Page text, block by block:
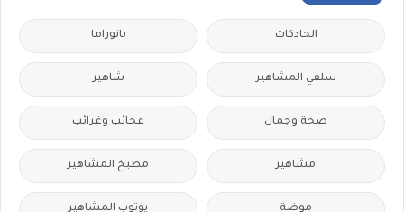
الحادكات بانوراما
سلفي المشاهير شاهير
صحة وجمال عجائب وغرائب
مشاهير مطبخ المشاهير
موضة يوتوب المشاهير